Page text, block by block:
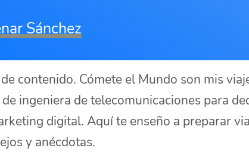
Sánchez
contenido. Cómete el Mundo son mis
ingeniera de telecomunicaciones para
digital. Aquí te enseño a preparar
y anécdotas.